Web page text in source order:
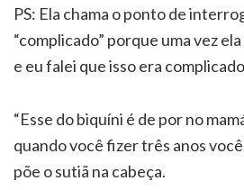
PS: Ela chama o ponto de
“complicado” porque uma vez
e eu falei que isso era
“Esse do biquíni é de por no
quando você fizer três anos você
põe o sutiã na cabeça.